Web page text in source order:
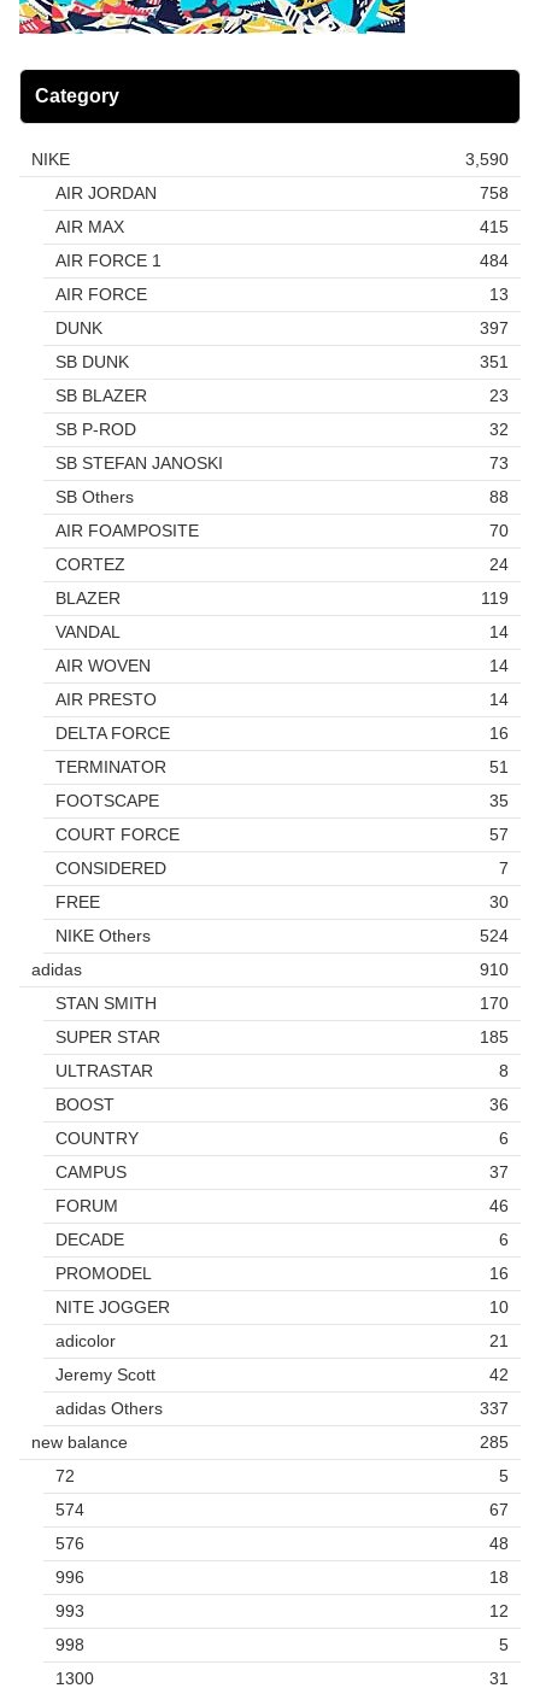
Category
NIKE
3,590
AIR JORDAN
758
AIR MAX
415
AIR FORCE 1
484
AIR FORCE
13
DUNK
397
SB DUNK
351
SB BLAZER
23
SB P-ROD
32
SB STEFAN JANOSKI
73
SB Others
88
AIR FOAMPOSITE
70
CORTEZ
24
BLAZER
119
VANDAL
14
AIR WOVEN
14
AIR PRESTO
14
DELTA FORCE
16
TERMINATOR
51
FOOTSCAPE
35
COURT FORCE
57
CONSIDERED
7
FREE
30
NIKE Others
524
adidas
910
STAN SMITH
170
SUPER STAR
185
ULTRASTAR
8
BOOST
36
COUNTRY
6
CAMPUS
37
FORUM
46
DECADE
6
PROMODEL
16
NITE JOGGER
10
adicolor
21
Jeremy Scott
42
adidas Others
337
new balance
285
72
5
574
67
576
48
996
18
993
12
998
5
1300
31